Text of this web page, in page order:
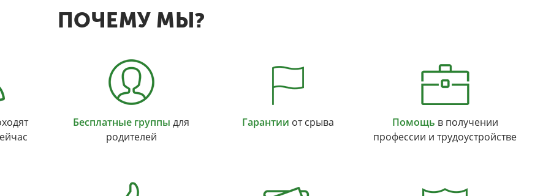
ПОЧЕМУ МЫ?
Бесплатные группы для
родителей
Гарантии от срыва Помощь в получении
профессии и трудоустройстве